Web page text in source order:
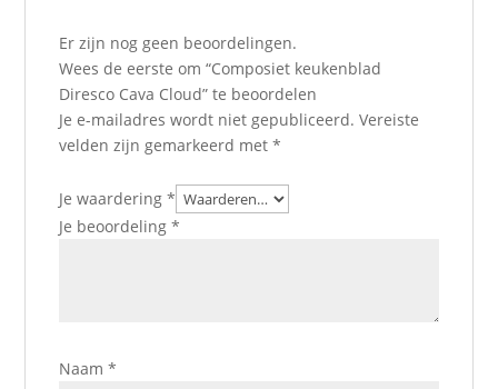
Er zijn nog geen beoordelingen.
Wees de eerste om “Composiet keukenblad
Diresco Cava Cloud” te beoordelen
Je e-mailadres wordt niet gepubliceerd. Vereiste
velden zijn gemarkeerd met*
Je waardering*
Je beoordeling*
Naam*